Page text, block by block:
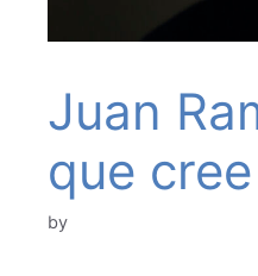
Juan
que
by